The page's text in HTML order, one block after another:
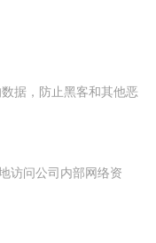
据，防止黑客和其他恶
访问公司内部网络资